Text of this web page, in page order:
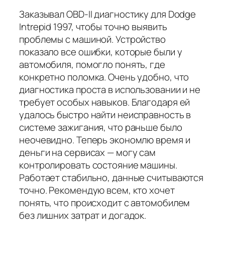
Заказывал OBD-II диагностику для Dodge
Intrepid 1997, чтобы точно выявить
проблемы с машиной. Устройство
показало все ошибки, которые были у
автомобиля, помогло понять, где
конкретно поломка. Очень удобно, что
диагностика проста в использовании и не
требует особых навыков. Благодаря ей
удалось быстро найти неисправность в
системе зажигания, что раньше было
неочевидно. Теперь экономлю время и
деньги на сервисах — могу сам
контролировать состояние машины.
Работает стабильно, данные считываются
точно. Рекомендую всем, кто хочет
понять, что происходит с автомобилем
без лишних затрат и догадок.